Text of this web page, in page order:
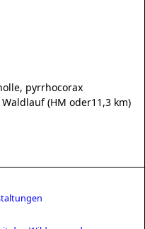
pyrrhocorax
(HM oder11,3 km)